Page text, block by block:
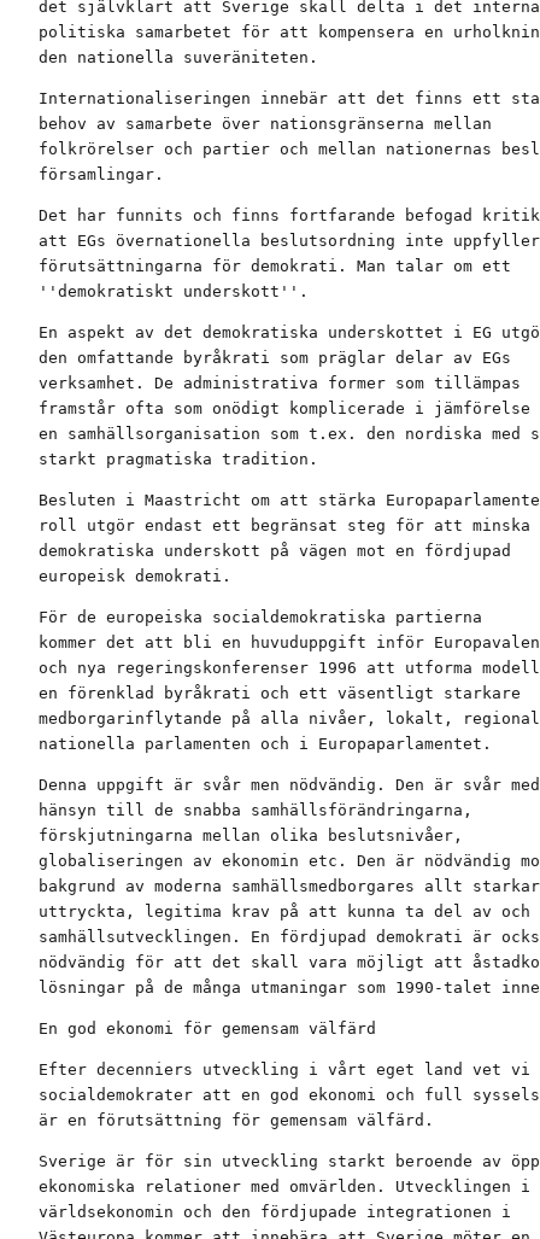
det självklart att Sverige skall delta i det
politiska samarbetet för att kompensera en
den nationella suveräniteten.
Internationaliseringen innebär att det finns ett
behov av samarbete över nationsgränserna mellan
folkrörelser och partier och mellan nationernas
församlingar.
Det har funnits och finns fortfarande befogad kritik
att EGs övernationella beslutsordning inte
förutsättningarna för demokrati. Man talar om ett
''demokratiskt underskott''.
En aspekt av det demokratiska underskottet i EG
den omfattande byråkrati som präglar delar av EGs
verksamhet. De administrativa former som tillämpas
framstår ofta som onödigt komplicerade i jämförelse
en samhällsorganisation som t.ex. den nordiska med
starkt pragmatiska tradition.
Besluten i Maastricht om att stärka
roll utgör endast ett begränsat steg för att minska
demokratiska underskott på vägen mot en fördjupad
europeisk demokrati.
För de europeiska socialdemokratiska partierna
kommer det att bli en huvuduppgift inför Europavalen
och nya regeringskonferenser 1996 att utforma
en förenklad byråkrati och ett väsentligt starkare
medborgarinflytande på alla nivåer, lokalt,
nationella parlamenten och i Europaparlamentet.
Denna uppgift är svår men nödvändig. Den är svår med
hänsyn till de snabba samhällsförändringarna,
förskjutningarna mellan olika beslutsnivåer,
globaliseringen av ekonomin etc. Den är nödvändig
bakgrund av moderna samhällsmedborgares allt
uttryckta, legitima krav på att kunna ta del av och
samhällsutvecklingen. En fördjupad demokrati är
nödvändig för att det skall vara möjligt att
lösningar på de många utmaningar som 1990-talet
En god ekonomi för gemensam välfärd
Efter decenniers utveckling i vårt eget land vet vi
socialdemokrater att en god ekonomi och full
är en förutsättning för gemensam välfärd.
Sverige är för sin utveckling starkt beroende av
ekonomiska relationer med omvärlden. Utvecklingen i
världsekonomin och den fördjupade integrationen i